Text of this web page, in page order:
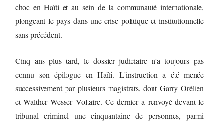
choc en Haïti et au sein de la communauté internationale,
plongeant le pays dans une crise politique et institutionnelle
sans précédent.
Cinq ans plus tard, le dossier judiciaire n'a toujours pas
connu son épilogue en Haïti. L'instruction a été menée
successivement par plusieurs magistrats, dont Garry Orélien
et Walther Wesser Voltaire. Ce dernier a renvoyé devant le
tribunal criminel une cinquantaine de personnes, parmi